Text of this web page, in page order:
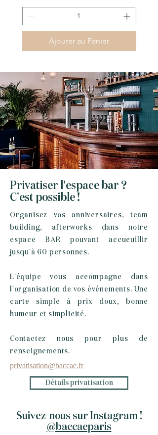
Ajouter au Panier
Privatiser l'espace bar ?
C'est possible !
Organisez vos anniversaires, team
building, afterworks dans notre
espace BAR pouvant accueuillir
jusqu'à 60 personnes.
L'équipe vous accompagne dans
l'organisation de vos événements. Une
carte simple à prix doux, bonne
humeur et simplicité.
Contactez nous pour plus de
renseignements.
privatisation@baccae.fr
Détails privatisation
Suivez-nous sur Instagram !
@baccaeparis